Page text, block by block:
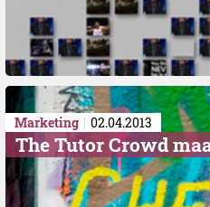
Marketing 02.04.2013
The Tutor Crowd